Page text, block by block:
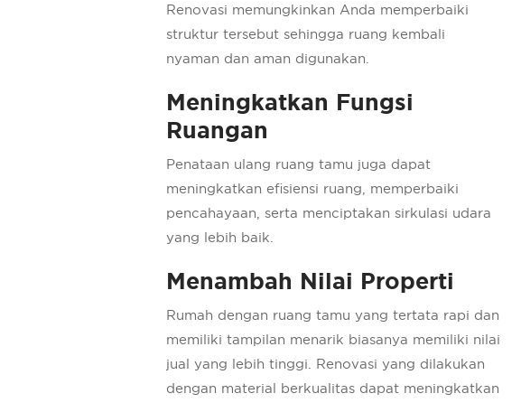
Renovasi memungkinkan Anda memperbaiki
struktur tersebut sehingga ruang kembali
nyaman dan aman digunakan.
Meningkatkan Fungsi
Ruangan
Penataan ulang ruang tamu juga dapat
meningkatkan efisiensi ruang, memperbaiki
pencahayaan, serta menciptakan sirkulasi udara
yang lebih baik.
Menambah Nilai Properti
Rumah dengan ruang tamu yang tertata rapi dan
memiliki tampilan menarik biasanya memiliki nilai
jual yang lebih tinggi. Renovasi yang dilakukan
dengan material berkualitas dapat meningkatkan